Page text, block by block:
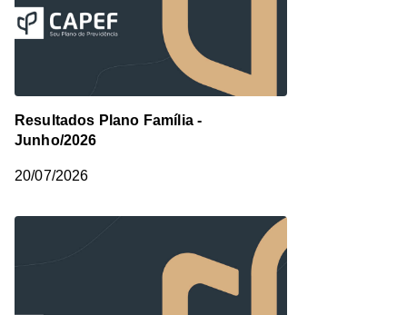
Resultados Plano Família -
Junho/2026
20/07/2026